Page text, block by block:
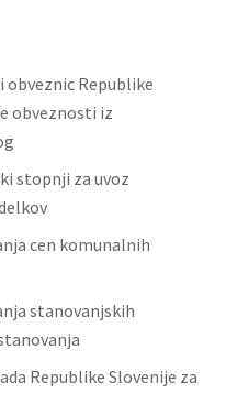
obveznic Republike
obveznosti iz
stopnji za uvoz
cen komunalnih
stanovanjskih
Republike Slovenije za